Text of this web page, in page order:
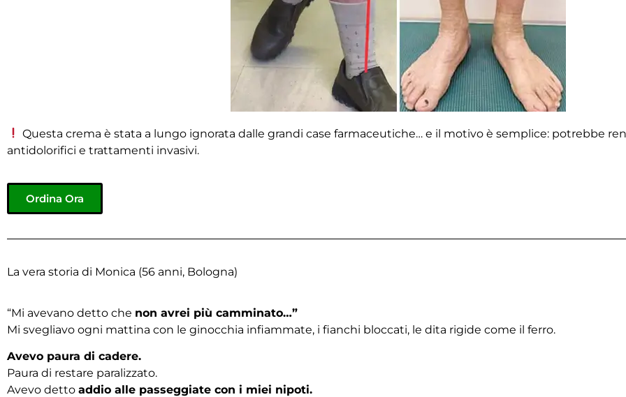
Questa crema è stata a lungo ignorata dalle grandi case farmaceutiche… e il motivo è semplice: potrebbe
antidolorifici e trattamenti invasivi.
Ordina Ora
La vera storia di Monica (56 anni, Bologna)
“Mi avevano detto che non avrei più camminato…”
Mi svegliavo ogni mattina con le ginocchia infiammate, i fianchi bloccati, le dita rigide come il ferro.
Avevo paura di cadere.
Paura di restare paralizzato.
Avevo detto addio alle passeggiate con i miei nipoti.